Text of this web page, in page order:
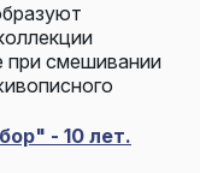
при смешивании
- 10 лет.